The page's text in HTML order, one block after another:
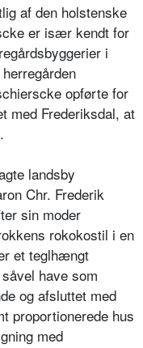
af den holstenske
er især kendt for
i
opførte for
med Frederiksdal, at
landsby
Chr. Frederik
sin moder
rokokostil i en
et teglhængt
have som
og afsluttet med
proportionerede hus
med